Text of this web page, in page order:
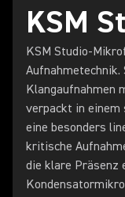
KSM
KSM Studio-
Klangaufnahmen
verpackt in einem
eine besonders
kritische
die klare Präsenz